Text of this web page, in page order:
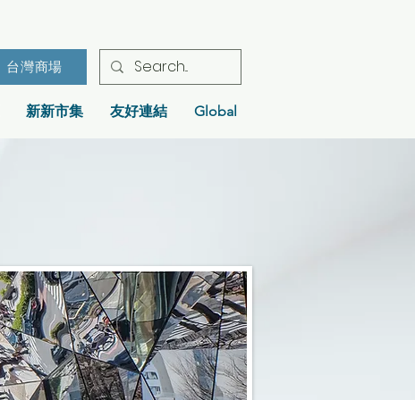
台灣商場
新新市集 友好連結 Global